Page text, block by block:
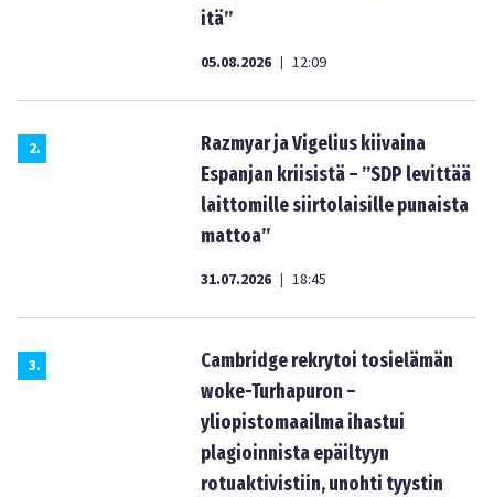
itä”
05.08.2026 | 12:09
2.
Razmyar ja Vigelius kiivaina
Espanjan kriisistä – ”SDP levittää
laittomille siirtolaisille punaista
mattoa”
31.07.2026 | 18:45
3.
Cambridge rekrytoi tosielämän
woke-Turhapuron –
yliopistomaailma ihastui
plagioinnista epäiltyyn
rotuaktivistiin, unohti tyystin